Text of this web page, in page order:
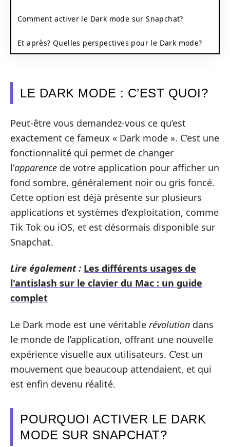
Comment activer le Dark mode sur Snapchat?
Et après? Quelles perspectives pour le Dark mode?
LE DARK MODE : C’EST QUOI?
Peut-être vous demandez-vous ce qu’est
exactement ce fameux « Dark mode ». C’est une
fonctionnalité qui permet de changer
l’apparence de votre application pour afficher un
fond sombre, généralement noir ou gris foncé.
Cette option est déjà présente sur plusieurs
applications et systèmes d’exploitation, comme
Tik Tok ou iOS, et est désormais disponible sur
Snapchat.
Lire également : Les différents usages de
l'antislash sur le clavier du Mac : un guide
complet
Le Dark mode est une véritable révolution dans
le monde de l’application, offrant une nouvelle
expérience visuelle aux utilisateurs. C’est un
mouvement que beaucoup attendaient, et qui
est enfin devenu réalité.
POURQUOI ACTIVER LE DARK
MODE SUR SNAPCHAT?